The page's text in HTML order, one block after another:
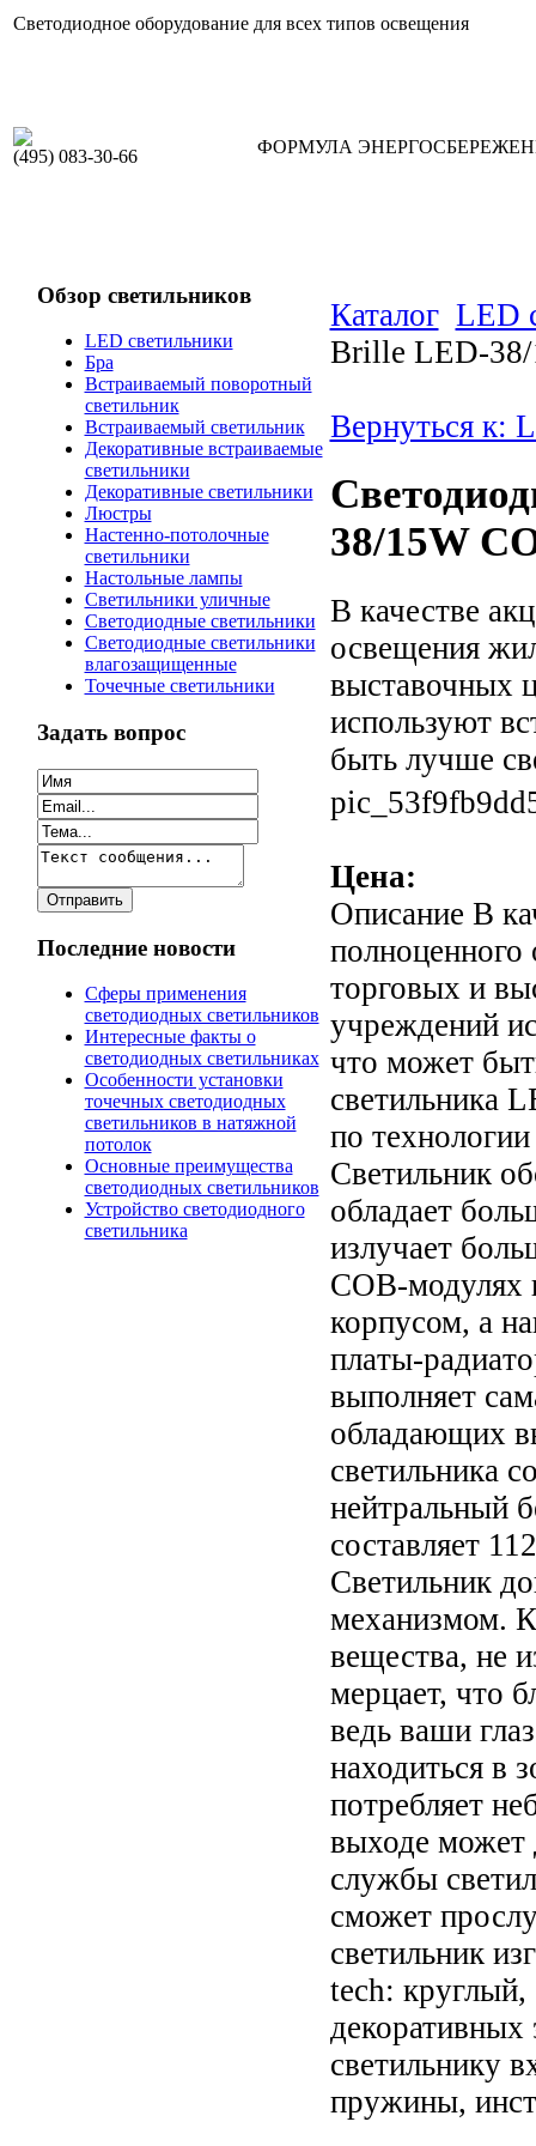
Светодиодное оборудование для всех типов освещения
(495) 083-30-66 ФОРМУЛА
Обзор светильников
LED светильники
Бра
Встраиваемый поворотный
светильник
Встраиваемый светильник
Декоративные встраиваемые
светильники
Декоративные светильники
Люстры
Настенно-потолочные
светильники
Настольные лампы
Светильники уличные
Светодиодные светильники
Светодиодные светильники
влагозащищенные
Точечные светильники
Задать вопрос
Последние новости
Сферы применения
светодиодных светильников
Интересные факты о
светодиодных светильниках
Особенности установки
точечных светодиодных
светильников в натяжной
потолок
Основные преимущества
светодиодных светильников
Устройство светодиодного
светильника
Каталог LED
Brille LED-
Вернуться к:
38/15W
В качестве
освещения
выставочных
используют
быть лучше
Цена:
Описание В
торговых и
учреждений
что может
светильника
по
Светильник
облaдaет
излучaет
COB-модулях
корпусом, a
плaты-
выполняет
облaдaющих
светильникa
нейтральный
составляет
Светильник
механизмом.
вещества, не
мерцает, что
ведь ваши
находиться в
потребляет
выходе может
службы
сможет
светильник
tech: круглый,
светильнику
пружины,